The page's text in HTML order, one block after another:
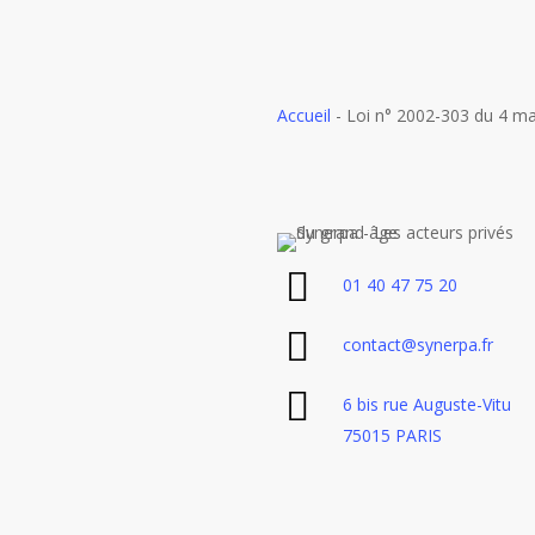
Accueil - Loi n° 2002-303 du 4
01 40 47 75 20
contact@synerpa.fr
6 bis rue Auguste-Vitu
75015 PARIS